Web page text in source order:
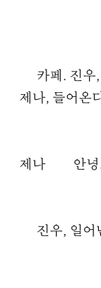
카페. 진우,
제나, 들어온
제나 안
진우, 일어